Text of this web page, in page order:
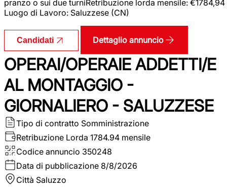
pranzo o sui due turniRetribuzione lorda mensile: €1784,94
Luogo di Lavoro: Saluzzese (CN)
Candidati Dettaglio annuncio
OPERAI/OPERAIE ADDETTI/E
AL MONTAGGIO -
GIORNALIERO - SALUZZESE
Tipo di contratto Somministrazione
Retribuzione Lorda 1784.94 mensile
Codice annuncio 350248
Data di pubblicazione 8/8/2026
Città Saluzzo